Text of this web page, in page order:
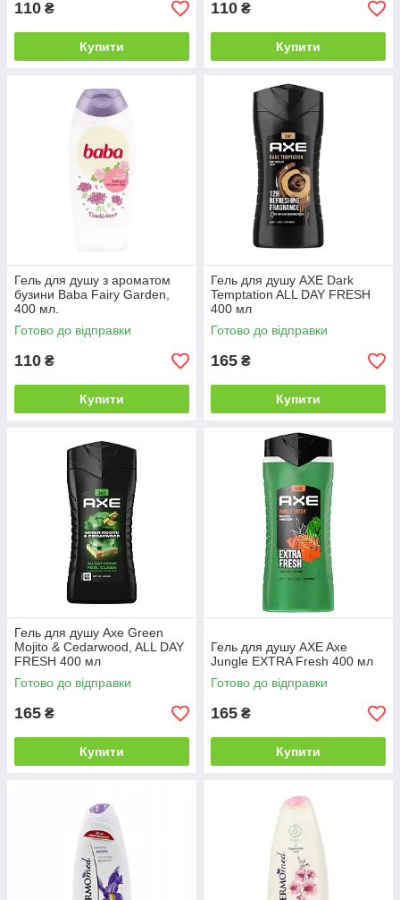
110 ₴
Купити
110 ₴
Купити
Гель для душу з ароматом
бузини Baba Fairy Garden,
400 мл.
Готово до відправки
110 ₴
Купити
Гель для душу AXE Dark
Temptation ALL DAY FRESH
400 мл
Готово до відправки
165 ₴
Купити
Гель для душу Axe Green
Mojito & Cedarwood, ALL DAY
FRESH 400 мл
Готово до відправки
165 ₴
Купити
Гель для душу AXE Axe
Jungle EXTRA Fresh 400 мл
Готово до відправки
165 ₴
Купити